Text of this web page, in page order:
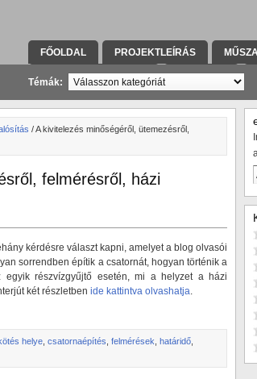
FŐOLDAL PROJEKTLEÍRÁS
KAPCSOLATFELVÉTEL TÁRSULAT
Témák:
/ A kivitelezés minőségéről, ütemezésről,
felmérésről, házi
kérdésre választ kapni, amelyet a blog olvasói
sorrendben építik a csatornát, hogyan történik a
részvízgyűjtő esetén, mi a helyzet a házi
két részletben ide kattintva olvashatja.
helye csatornaépítés felmérések határidő